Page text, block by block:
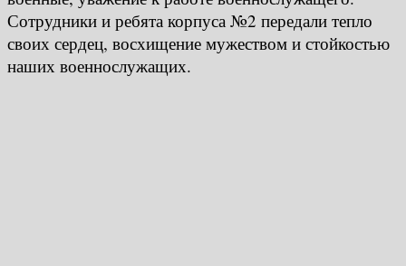
Сотрудники и ребята корпуса №2 передали тепло
своих сердец, восхищение мужеством и стойкостью
наших военнослужащих.